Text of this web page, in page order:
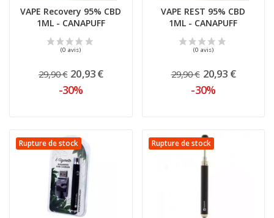
VAPE Recovery 95% CBD
1ML - CANAPUFF
29,90 € 20,93 €
-30%
VAPE REST 95% CBD
1ML - CANAPUFF
29,90 € 20,93 €
-30%
Rupture de stock Rupture de stock